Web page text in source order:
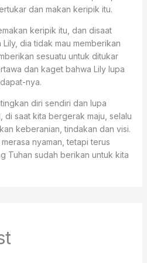
dan makan keripik itu.
keripik itu, dan disaat
dia tidak mau memberikan
sesuatu untuk ditukar
dan kaget bahwa Lily lupa
nya.
diri sendiri dan lupa
di saat kita bergerak maju, selalu
keberanian, tindakan dan visi.
nyaman, tetapi terus
Tuhan sudah berikan untuk kita